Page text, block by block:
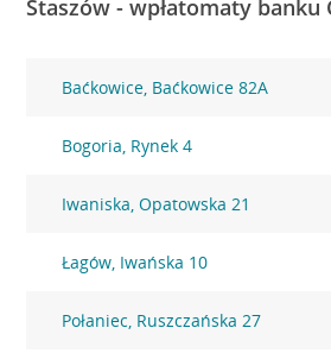
Staszów - wpłatomaty banku
Baćkowice, Baćkowice 82A
Bogoria, Rynek 4
Iwaniska, Opatowska 21
Łagów, Iwańska 10
Połaniec, Ruszczańska 27